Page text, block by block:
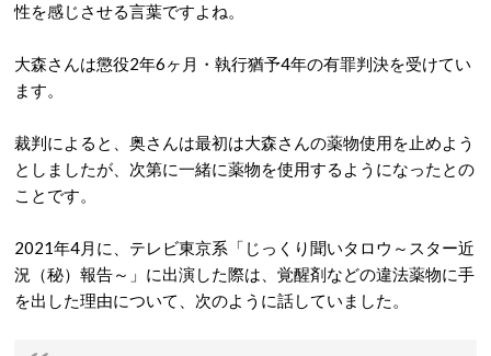
性を感じさせる言葉ですよね。
大森さんは懲役2年6ヶ月・執行猶予4年の有罪判決を受けてい
ます。
裁判によると、奥さんは最初は大森さんの薬物使用を止めよう
としましたが、次第に一緒に薬物を使用するようになったとの
ことです。
2021年4月に、テレビ東京系「じっくり聞いタロウ～スター近
況（秘）報告～」に出演した際は、覚醒剤などの違法薬物に手
を出した理由について、次のように話していました。